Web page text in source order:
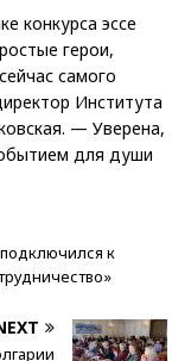
конкурса эссе
герои,
самого
Института
— Уверена,
для души
к